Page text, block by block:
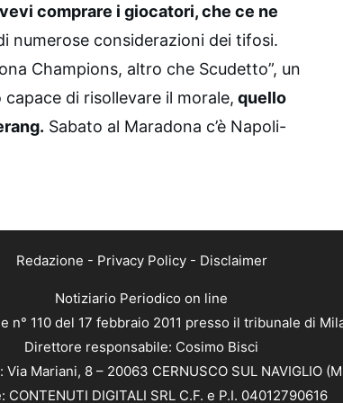
comprare i giocatori, che ce ne
numerose considerazioni dei tifosi.
Champions, altro che Scudetto”, un
di risollevare il morale, quello
Sabato al Maradona c’è Napoli-
Redazione - Privacy Policy- Disclaimer
Notiziario Periodico on line
n° 110 del 17 febbraio 2011 presso il tribunale di
Direttore responsabile: Cosimo Bisci
Via Mariani, 8 – 20063 CERNUSCO SUL NAVIGLIO
CONTENUTI DIGITALI SRL C.F. e P.I. 04012790616